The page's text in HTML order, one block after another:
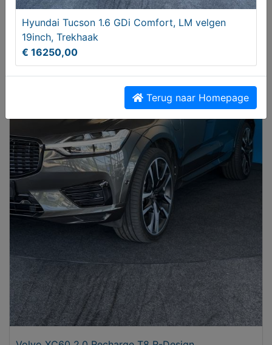
Hyundai Tucson 1.6 GDi Comfort, LM velgen
19inch, Trekhaak
€ 16250,00
Terug naar Homepage